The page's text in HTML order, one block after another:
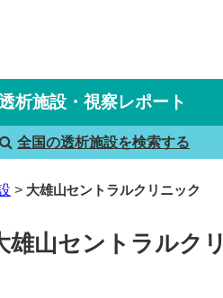
析施設・視察レポート
国内旅行透析レポート
海外旅行透析レポート
全国の透析施設を検索する
大雄山セントラルクリニック
雄山セントラルクリ